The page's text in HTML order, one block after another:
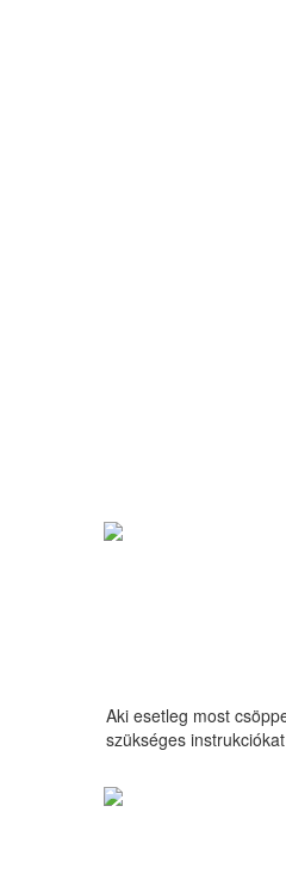
Aki esetleg most
szükséges